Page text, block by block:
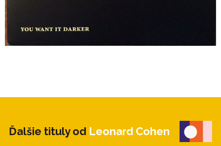
Ďalšie tituly od Leonard Cohen